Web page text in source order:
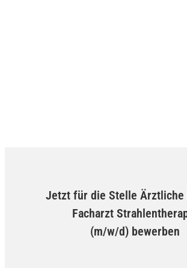
Jetzt für die Stelle Ärztliche
Facharzt
(m/w/d) bewerben